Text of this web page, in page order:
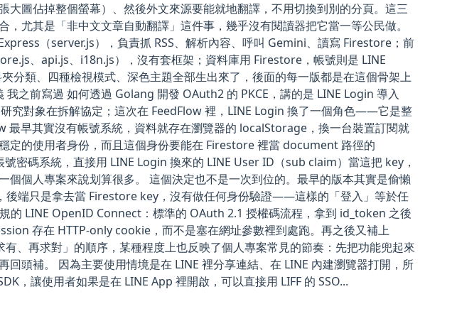
大圖佔掉整個螢幕）、然後外文來源要能就地翻譯，不用切換到別的分頁。這三
尤其是「非中文文章自動翻譯」這件事，幾乎沒有閱讀器把它當一等公民做。
（server.js），負責抓 RSS、解析內容、呼叫 Gemini、讀寫 Firestore；前
、api.js、i18n.js），沒有套框架；資料庫用 Firestore，帳號則是 LINE
分類、四種檢視模式、深色主題全部生出來了，後面的每一版都是在這個骨架上
之前寫過 如何透過 Golang 開發 OAuth2 的 PKCE，講的是 LINE Login 導入
究對象在拆解協定；這次在 FeedFlow 裡，LINE Login 換了一個角色——它是整
最早其實沒有帳號系統，資料就存在瀏覽器的 localStorage，換一台裝置訂閱就
定的使用者身份，而且這個身份要能在 Firestore 裡當 document 路徑的
密碼系統，直接用 LINE Login 換來的 LINE User ID（sub claim）當這把 key，
個個人專案來說划算很多。 這個決定也不是一次到位的。最早的版本其實是偷懶
後端只是拿去當 Firestore key，沒有做任何身份驗證——這樣的「登入」等於任
的 LINE OpenID Connect：標準的 OAuth 2.1 授權碼流程，拿到 id_token 之後
存在 HTTP-only cookie，而不是塞在網址參數裡到處跑。再之後又補上
、再求對」的順序，某種程度上也反映了個人專案常見的節奏：先把功能兜起來
回頭補。 因為主要使用情境是在 LINE 裡分享連結、在 LINE 內建瀏覽器打開，所
，讓使用者如果是在 LINE App 裡開啟，可以直接用 LIFF 的 SSO...